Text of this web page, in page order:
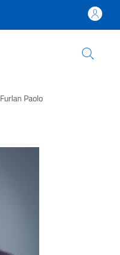
Furlan Paolo